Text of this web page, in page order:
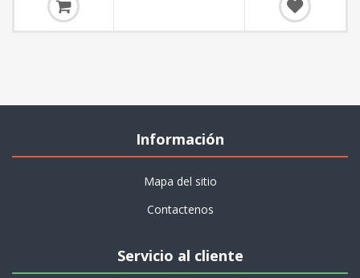
Información
Mapa del sitio
Contactenos
Servicio al cliente